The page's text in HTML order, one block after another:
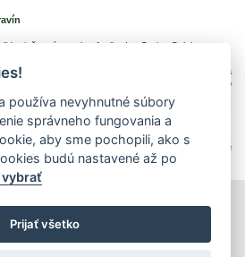
tiež známu ako Argila, La Croia, Calabarstone,
nevoľnosť počas tehotenstva. Množstvo olova
(vyššie ako 10 mg/kg) a konzumácia tohto
vplyv na zdravie vyvíjajúceho sa plodu. V prípade,
výrobku bez vysokého množstva olova,
Preklad: RNDr. Martina Valachová
obsahu - Výskumný ústav potravinársky,
4, 821 08 Bratislava
používa nevyhnutné súbory
správneho fungovania a
aby sme pochopili, ako s
budú nastavené až po
vybrať
Prijať všetko